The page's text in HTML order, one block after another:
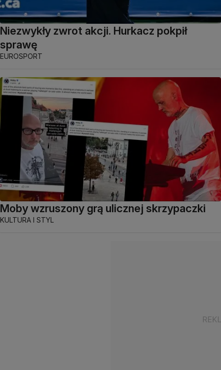
Niezwykły zwrot akcji. Hurkacz pokpił
sprawę
EUROSPORT
Moby wzruszony grą ulicznej skrzypaczki
KULTURA I STYL